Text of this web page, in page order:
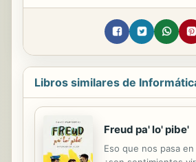
Libros similares de
Freud pa' lo' pibe'
Eso que nos pasa